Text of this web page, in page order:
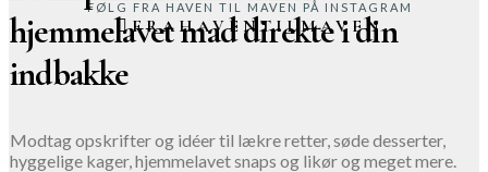
hjemmelavet mad direkte i din
indbakke
Modtag opskrifter og idéer til lækre retter, søde desserter,
hyggelige kager, hjemmelavet snaps og likør og meget mere.
FRAHAVENTILMAVEN
FØLG FRA HAVEN TIL MAVEN PÅ INSTAGRAM